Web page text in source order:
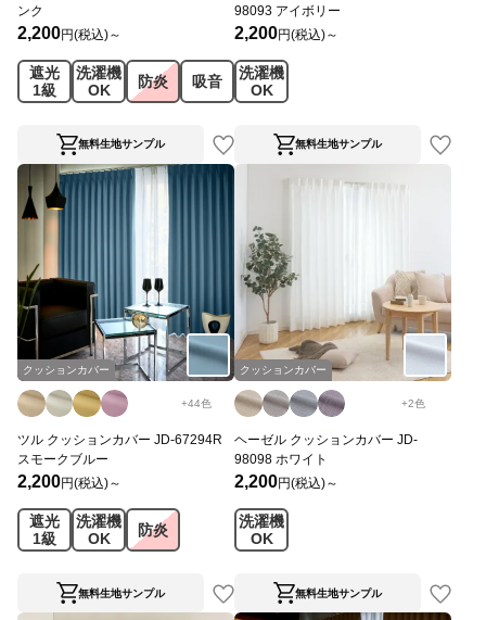
ンク
2,200円(税込)～
遮光
1級
洗濯機
OK
防炎 吸音
無料生地サンプル
98093 アイボリー
2,200円(税込)～
洗濯機
OK
無料生地サンプル
クッションカバー
+44色
ツル クッションカバー JD-67294R
スモークブルー
2,200円(税込)～
遮光
1級
洗濯機
OK
防炎
無料生地サンプル
クッションカバー
+2色
ヘーゼル クッションカバー JD-
98098 ホワイト
2,200円(税込)～
洗濯機
OK
無料生地サンプル